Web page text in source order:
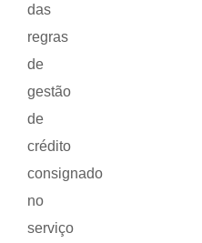
das
regras
de
gestão
de
crédito
consignado
no
serviço